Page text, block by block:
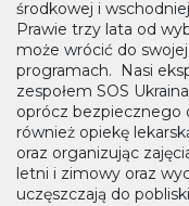
środkowej i
Prawie trzy lata od
może wrócić do
programach. Nasi
zespołem SOS
oprócz bezpiecznego
również opiekę
oraz organizując
letni i zimowy oraz
uczęszczają do